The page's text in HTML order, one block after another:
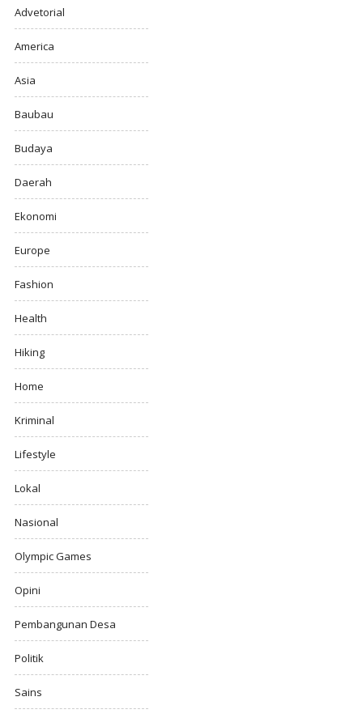
Advetorial
America
Asia
Baubau
Budaya
Daerah
Ekonomi
Europe
Fashion
Health
Hiking
Home
Kriminal
Lifestyle
Lokal
Nasional
Olympic Games
Opini
Pembangunan Desa
Politik
Sains